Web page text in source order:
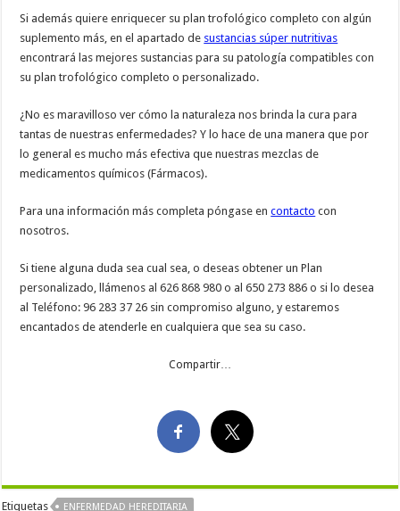
Si además quiere enriquecer su plan trofológico completo con algún
suplemento más, en el apartado de sustancias súper nutritivas
encontrará las mejores sustancias para su patología compatibles con
su plan trofológico completo o personalizado.
¿No es maravilloso ver cómo la naturaleza nos brinda la cura para
tantas de nuestras enfermedades? Y lo hace de una manera que por
lo general es mucho más efectiva que nuestras mezclas de
medicamentos químicos (Fármacos).
Para una información más completa póngase encontacto con
nosotros.
Si tiene alguna duda sea cual sea, o deseas obtener un Plan
personalizado, llámenos al 626 868 980 o al 650 273 886 o si lo desea
al Teléfono: 96 283 37 26 sin compromiso alguno, y estaremos
encantados de atenderle en cualquiera que sea su caso.
Compartir…
Etiquetas ENFERMEDAD HEREDITARIA